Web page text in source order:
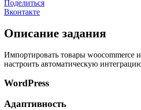
Поделиться
Вконтакте
Описание задания
Импортировать товары woocommerce
настроить автоматическую
WordPress
Адаптивность